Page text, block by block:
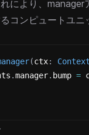
により、manager
コンピュートユニ
(ctx: Context
.manager. bump =